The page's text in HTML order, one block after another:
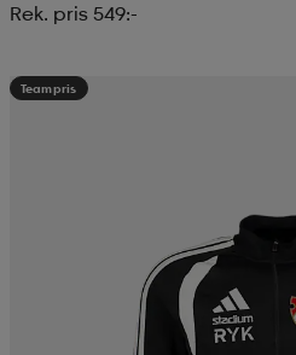
Rek. pris 549:-
Teampris